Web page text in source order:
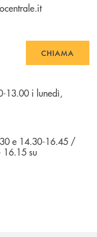
CHIAMA
13.00 i lunedì,
e 14.30-16.45 /
16.15 su